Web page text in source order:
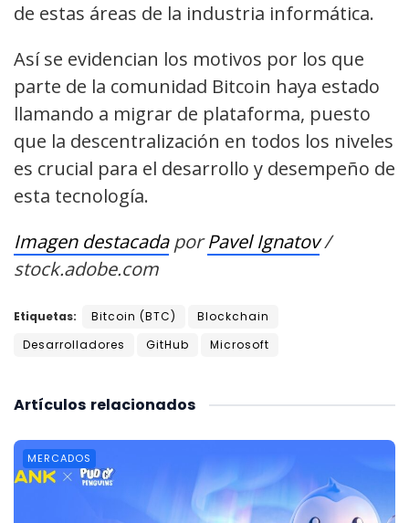
de estas áreas de la industria informática.
Así se evidencian los motivos por los que
parte de la comunidad Bitcoin haya estado
llamando a migrar de plataforma, puesto
que la descentralización en todos los niveles
es crucial para el desarrollo y desempeño de
esta tecnología.
Imagen destacadaporPavel Ignatov/
stock.adobe.com
Etiquetas: Bitcoin (BTC)
Blockchain
Desarrolladores
GitHub Microsoft
relacionados
Artículos
MERCADOS